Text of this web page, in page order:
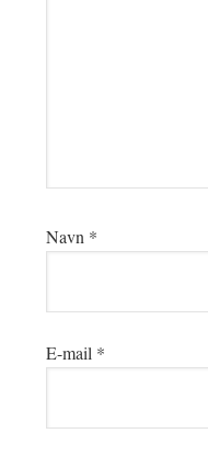
Navn *
E-mail *